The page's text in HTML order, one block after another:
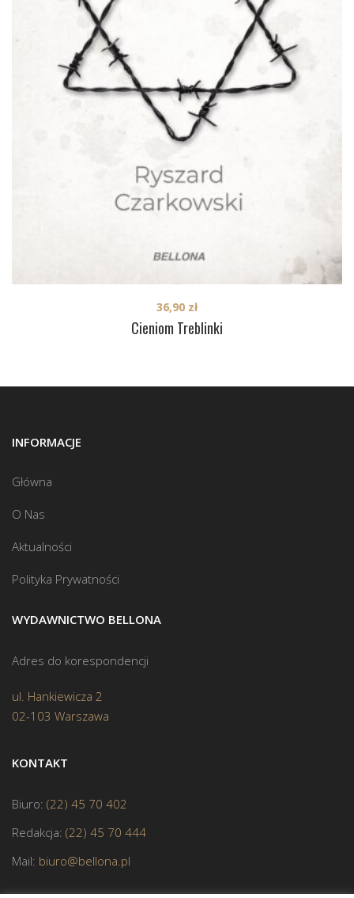
Cieniom Treblinki
36,90 zł
INFORMACJE
Główna
O Nas
Aktualności
Polityka Prywatności
WYDAWNICTWO BELLONA
Adres do korespondencji
ul. Hankiewicza 2
02-103 Warszawa
KONTAKT
Biuro: (22) 45 70 402
Redakcja: (22) 45 70 444
Mail: biuro@bellona.pl